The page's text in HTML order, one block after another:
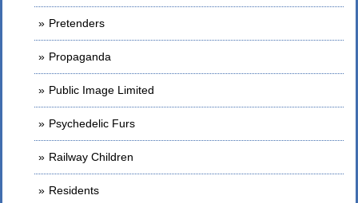
Pretenders
Propaganda
Public Image Limited
Psychedelic Furs
Railway Children
Residents